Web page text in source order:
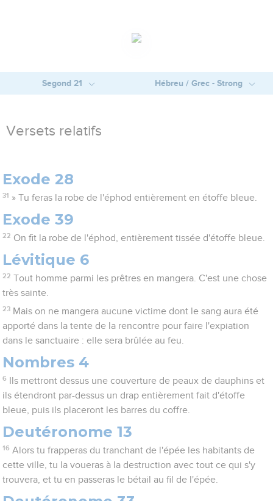
Segond 21 Hébreu / Grec - Strong
Versets relatifs
Exode 28
31 » Tu feras la robe de l'éphod entièrement en étoffe bleue.
Exode 39
22 On fit la robe de l'éphod, entièrement tissée d'étoffe bleue.
Lévitique 6
22 Tout homme parmi les prêtres en mangera. C'est une chose
très sainte.
23 Mais on ne mangera aucune victime dont le sang aura été
apporté dans la tente de la rencontre pour faire l'expiation
dans le sanctuaire : elle sera brûlée au feu.
Nombres 4
6
Ils mettront dessus une couverture de peaux de dauphins et
ils étendront par-dessus un drap entièrement fait d'étoffe
bleue, puis ils placeront les barres du coffre.
Deutéronome 13
16 Alors tu frapperas du tranchant de l'épée les habitants de
cette ville, tu la voueras à la destruction avec tout ce qui s'y
trouvera, et tu en passeras le bétail au fil de l'épée.